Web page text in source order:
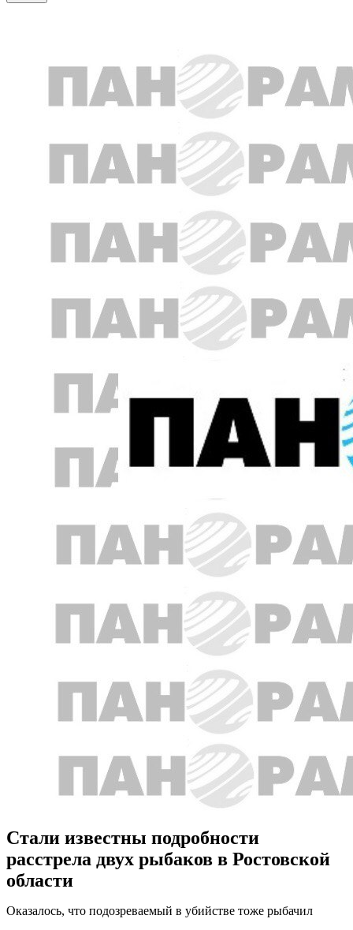
Стали известны подробности
расстрела двух рыбаков в Ростовской
области
Оказалось, что подозреваемый в убийстве тоже рыбачил